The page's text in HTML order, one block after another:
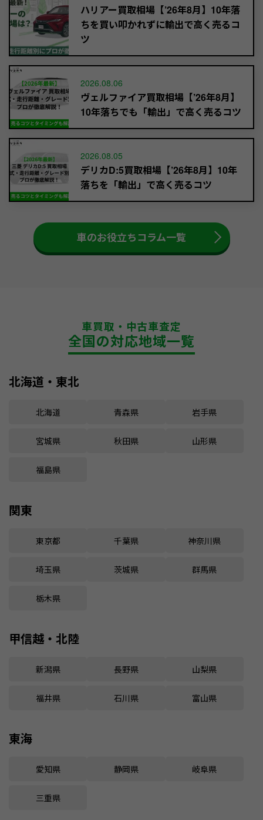
ハリアー買取相場【’26年8月】10年落
ちを買い叩かれずに輸出で高く売るコ
ツ
2026.08.06
ヴェルファイア買取相場【’26年8月】
10年落ちでも「輸出」で高く売るコツ
2026.08.05
デリカD:5買取相場【’26年8月】10年
落ちを「輸出」で高く売るコツ
車のお役立ちコラム一覧
車買取・中古車査定
全国の対応地域一覧
北海道・東北
北海道 青森県 岩手県
宮城県 秋田県 山形県
福島県
関東
東京都 千葉県 神奈川県
埼玉県 茨城県 群馬県
栃木県
甲信越・北陸
新潟県 長野県 山梨県
福井県 石川県 富山県
東海
愛知県 静岡県 岐阜県
三重県